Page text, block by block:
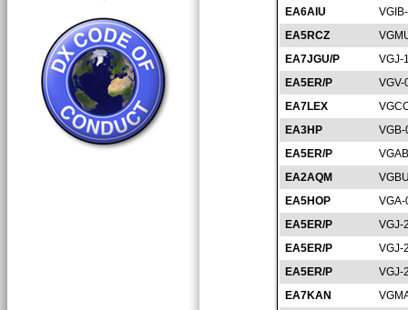
EA6AIU
EA5RCZ
EA7JGU/P
VGJ-
EA5ER/P
VGV-
EA7LEX
EA3HP
EA5ER/P
EA2AQM
EA5HOP
EA5ER/P
VGJ-
EA5ER/P
VGJ-
EA5ER/P
VGJ-
EA7KAN